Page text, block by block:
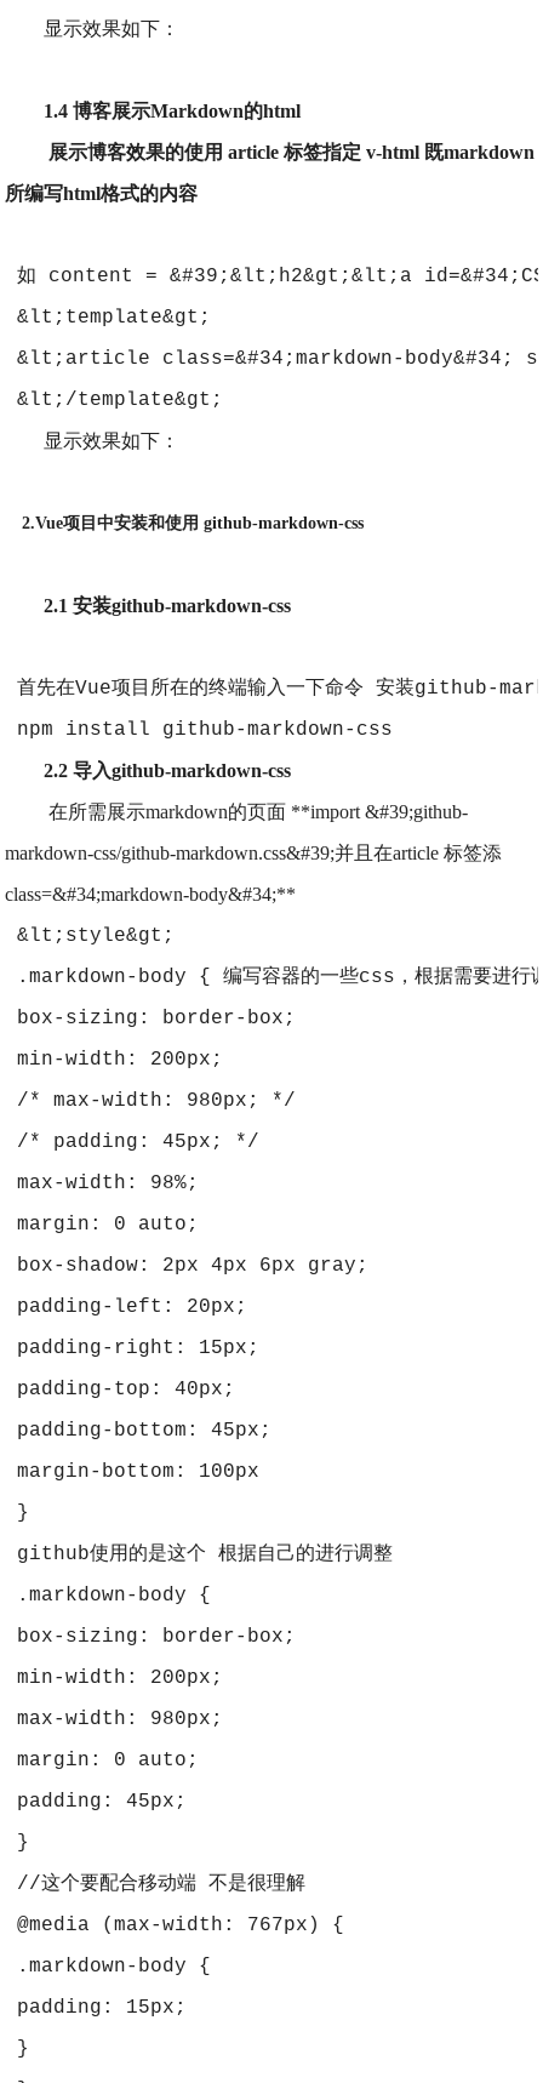
显示效果如下：
1.4 博客展示Markdown的html
展示博客效果的使用 article 标签指定 v-html 既markdown
所编写html格式的内容
如 content = &#39;&lt;h2&gt;&lt;a
&lt;template&gt;
&lt;article class=&#34;markdown-
&lt;/template&gt;
显示效果如下：
2.Vue项目中安装和使用 github-markdown-css
2.1 安装github-markdown-css
首先在Vue项目所在的终端输入一下命令 安装github-
npm install github-markdown-css
2.2 导入github-markdown-css
在所需展示markdown的页面 **import &#39;github-
markdown-css/github-markdown.css&#39;并且在article 标签添
class=&#34;markdown-body&#34;**
&lt;style&gt;
.markdown-body { 编写容器的一些css，根据需要进行
box-sizing: border-box;
min-width: 200px;
/* max-width: 980px; */
/* padding: 45px; */
max-width: 98%;
margin: 0 auto;
box-shadow: 2px 4px 6px gray;
padding-left: 20px;
padding-right: 15px;
padding-top: 40px;
padding-bottom: 45px;
margin-bottom: 100px
}
github使用的是这个 根据自己的进行调整
.markdown-body {
box-sizing: border-box;
min-width: 200px;
max-width: 980px;
margin: 0 auto;
padding: 45px;
}
//这个要配合移动端 不是很理解
@media (max-width: 767px) {
.markdown-body {
padding: 15px;
}